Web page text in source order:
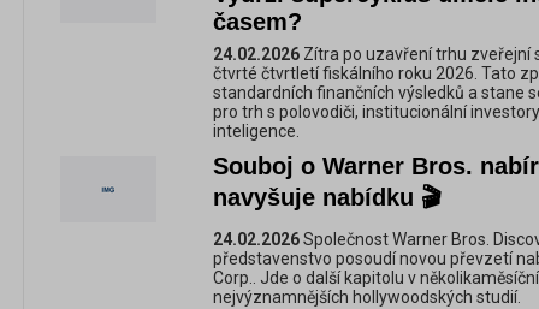
časem?
24.02.2026 Zítra po uzavření trhu zveřejní
čtvrté čtvrtletí fiskálního roku 2026. Tato
standardních finančních výsledků a stane
pro trh s polovodiči, institucionální
inteligence.
Souboj o Warner Bros.
navyšuje nabídku 🎬
24.02.2026Společnost Warner Bros.
představenstvo posoudí novou převzetí
Corp.. Jde o další kapitolu v
nejvýznamnějších hollywoodských studií.